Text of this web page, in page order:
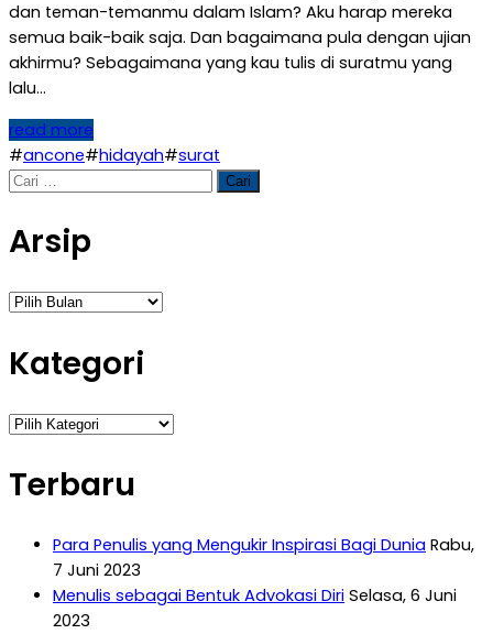
dan teman-temanmu dalam Islam? Aku harap mereka
semua baik-baik saja. Dan bagaimana pula dengan ujian
akhirmu? Sebagaimana yang kau tulis di suratmu yang
lalu…
read more
#ancone#hidayah#surat
Cari
Arsip
Arsip
Kategori
Kategori
Terbaru
Para Penulis yang Mengukir Inspirasi Bagi Dunia Rabu,
7 Juni 2023
Menulis sebagai Bentuk Advokasi Diri Selasa, 6 Juni
2023